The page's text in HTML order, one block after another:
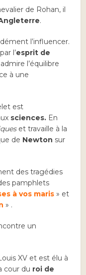
de Rohan, il
.
l’influencer.
l’esprit de
l’équilibre
à une
est
sciences. En
et travaille à la
de Newton sur
des tragédies
pamphlets
à vos maris » et
» .
un
XV et est élu à
cour du roi de